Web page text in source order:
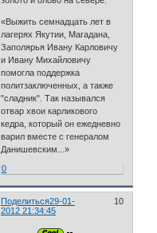
«Выжить семнадцать лет в
лагерях Якутии, Магадана,
Заполярья Ивану Карловичу
и Ивану Михайловичу
помогла поддержка
политзаключенных, а также
"сладник". Так назывался
отвар хвои карликового
кедра, который он ежедневно
варил вместе с генералом
Данишевским...»
0
Поделиться 10
29-01-
2012 21:34:45